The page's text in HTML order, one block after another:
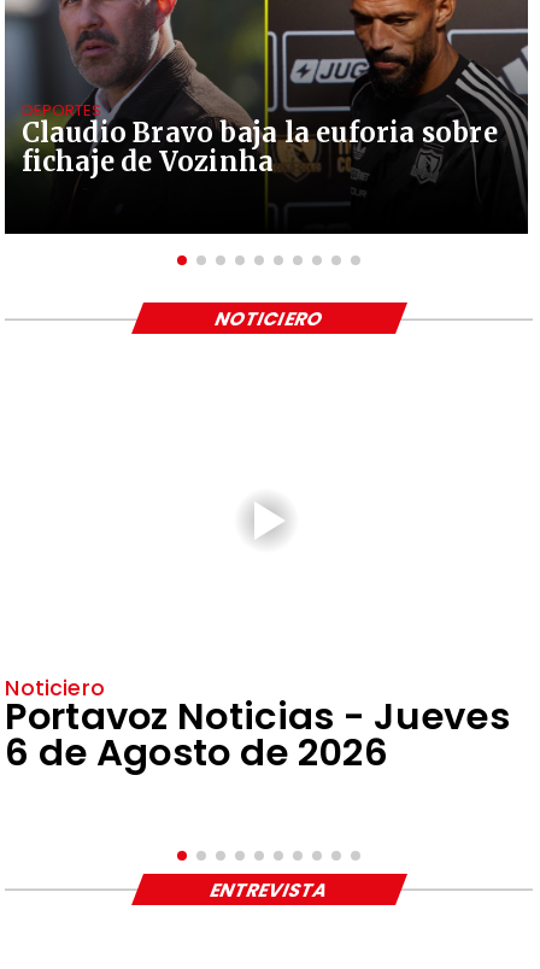
Claudio Bravo baja la euforia sobre
fichaje de Vozinha
DEPORTES
Noticiero
Portavoz Noticias - Jueves
6 de Agosto de 2026
NOTICIERO
ENTREVISTA